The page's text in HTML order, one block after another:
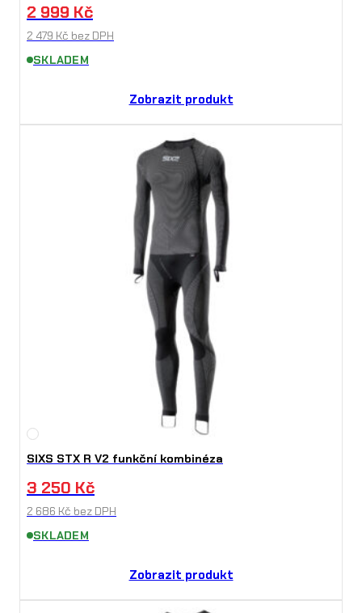
2 999 Kč
2 479 Kč bez DPH
SKLADEM
Zobrazit produkt
SIXS STX R V2 funkční kombinéza
3 250 Kč
2 686 Kč bez DPH
SKLADEM
Zobrazit produkt